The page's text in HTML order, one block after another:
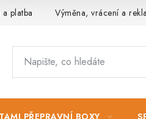
platba Výměna, vrácení a
TAMI PŘEPRAVNÍ BOXY